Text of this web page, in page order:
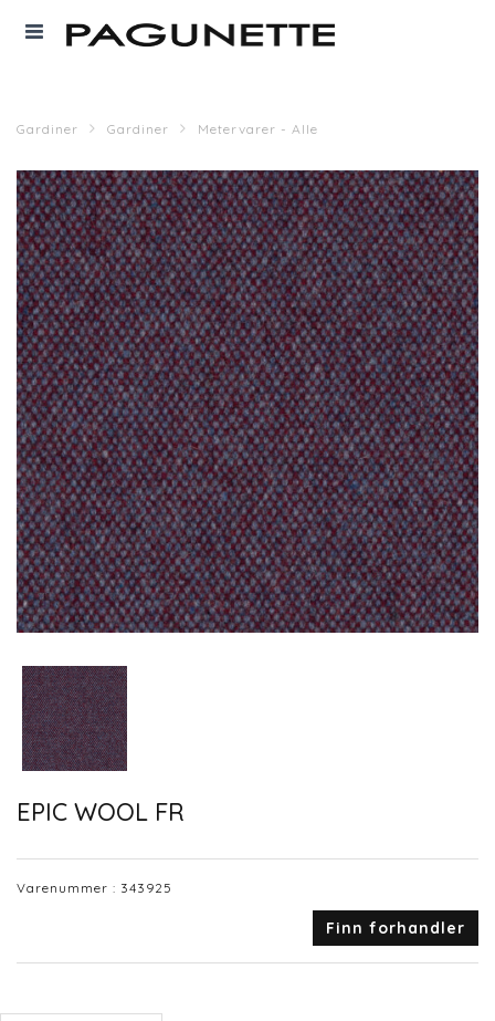
Gardiner Gardiner Metervarer - Alle
EPIC WOOL FR
Varenummer : 343925
Finn forhandler